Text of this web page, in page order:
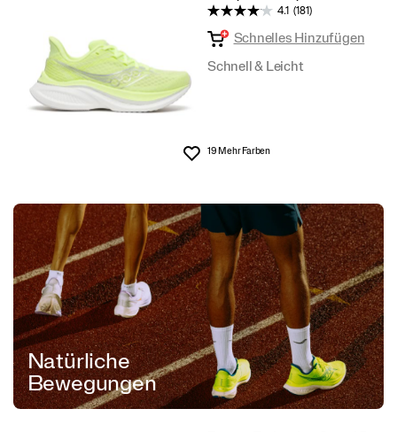
Wunschliste
4.1 (181)
Schnelles Hinzufügen
Schnell & Leicht
19 Mehr Farben
Natürliche
Bewegungen